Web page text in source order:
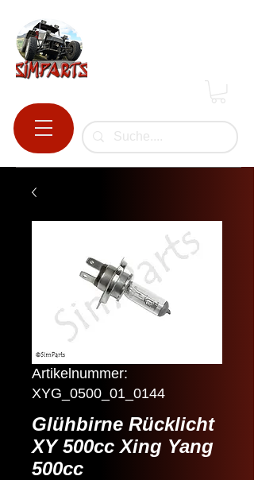
Artikelnummer:
XYG_0500_01_0144
Glühbirne Rücklicht
XY 500cc Xing Yang
500cc